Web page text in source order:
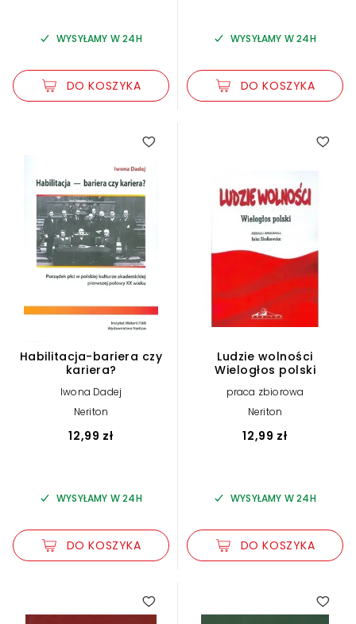
WYSYŁAMY W 24H
DO KOSZYKA
WYSYŁAMY W 24H
DO KOSZYKA
Habilitacja-bariera czy
kariera?
Iwona Dadej
Neriton
12,99 zł
WYSYŁAMY W 24H
DO KOSZYKA
Ludzie wolności
Wielogłos polski
praca zbiorowa
Neriton
12,99 zł
WYSYŁAMY W 24H
DO KOSZYKA